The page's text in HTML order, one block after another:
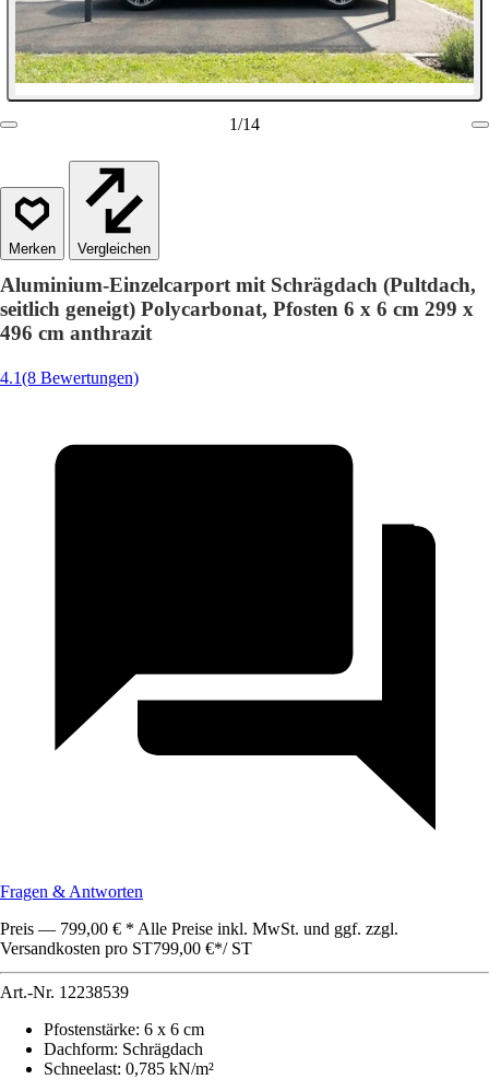
1/14
Vergleichen
Aluminium-Einzelcarport mit Schrägdach (Pultdach,
seitlich geneigt) Polycarbonat, Pfosten 6 x 6 cm 299 x
496 cm anthrazit
4.1(8 Bewertungen)
Fragen & Antworten
Preis — 799,00 € * Alle Preise inkl. MwSt. und ggf. zzgl.
Versandkosten pro ST799,00 €*/ ST
Art.-Nr. 12238539
Pfostenstärke: 6 x 6 cm
Dachform: Schrägdach
Schneelast: 0,785 kN/m²